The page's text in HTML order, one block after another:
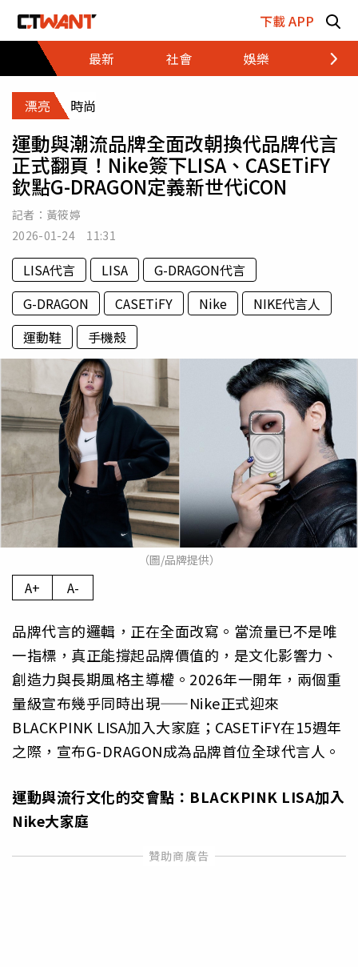
下載 APP
最新
社會 娛樂 財經
漂亮 時尚
運動與潮流品牌全面改朝換代品牌代言
正式翻頁！Nike簽下LISA、CASETiFY
欽點G-DRAGON定義新世代iCON
記者： 黃筱婷
2026-01-24 11:31
LISA代言 LISA
G-DRAGON代言
G-DRAGON
CASETiFY Nike
NIKE代言人
運動鞋
手機殼
（圖/品牌提供）
A+ A-
品牌代言的邏輯，正在全面改寫。當流量已不是唯
一指標，真正能撐起品牌價值的，是文化影響力、
創造力與長期風格主導權。2026年一開年，兩個重
量級宣布幾乎同時出現——Nike正式迎來
BLACKPINK LISA加入大家庭；CASETiFY在15週年
之際，宣布G-DRAGON成為品牌首位全球代言人。
運動與流行文化的交會點：BLACKPINK LISA加入
Nike大家庭